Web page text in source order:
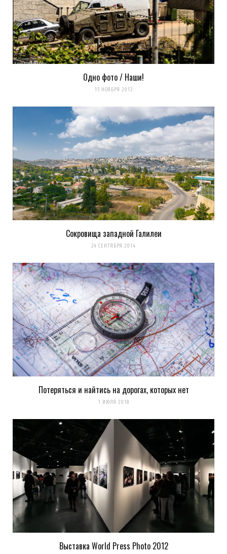
Одно фото / Наши!
15 НОЯБРЯ 2012
Сокровища западной Галилеи
24 СЕНТЯБРЯ 2014
Потеряться и найтись на дорогах, которых нет
1 ИЮЛЯ 2018
Выставка World Press Photo 2012